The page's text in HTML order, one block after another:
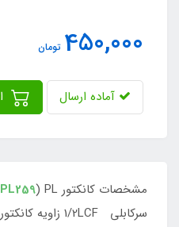
450,000 تومان
آماده ارسال
مشخصات کانکتور PL259
سرکابلی 1/2LCF زاویه کانکتور : straightکانکتور کابل :